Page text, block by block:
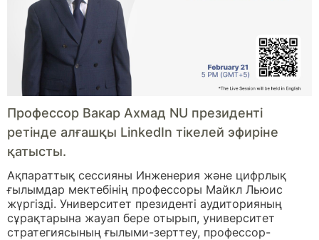
Профессор Вакар Ахмад NU президенті
ретінде алғашқы LinkedIn тікелей эфиріне
қатысты.
Ақпараттық сессияны Инженерия және цифрлық
ғылымдар мектебінің профессоры Майкл Льюис
жүргізді. Университет президенті аудиторияның
сұрақтарына жауап бере отырып, университет
стратегиясының ғылыми-зерттеу, профессор-